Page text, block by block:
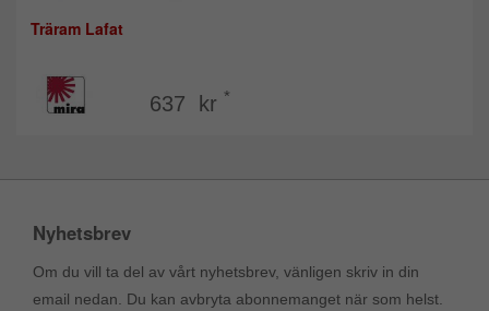
Träram Lafat
637 kr *
Nyhetsbrev
Om du vill ta del av vårt nyhetsbrev, vänligen skriv in din
email nedan. Du kan avbryta abonnemanget när som helst.